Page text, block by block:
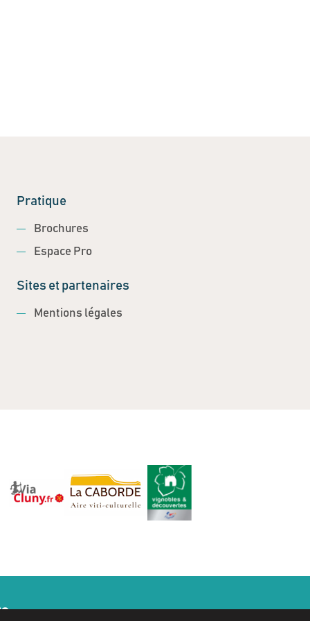
Pratique
Brochures
Espace Pro
Sites et partenaires
Mentions légales